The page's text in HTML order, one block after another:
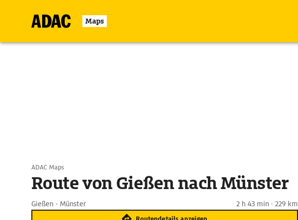
Maps
ADAC Maps
Route von Gießen nach Münster
Gießen - Münster 2 h 43 min · 229 km